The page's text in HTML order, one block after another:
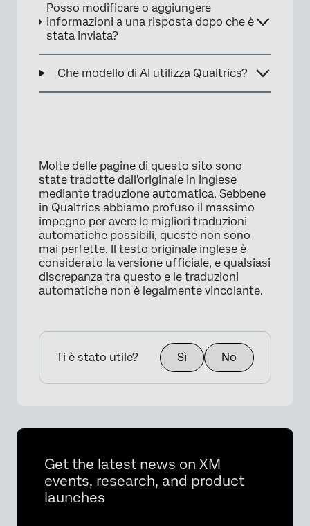
Posso modificare o aggiungere
informazioni a una risposta dopo che è
stata inviata?
Che modello di AI utilizza Qualtrics?
Molte delle pagine di questo sito sono
state tradotte dall'originale in inglese
mediante traduzione automatica. Sebbene
in Qualtrics abbiamo profuso il massimo
impegno per avere le migliori traduzioni
automatiche possibili, queste non sono
mai perfette. Il testo originale inglese è
considerato la versione ufficiale, e qualsiasi
discrepanza tra questo e le traduzioni
automatiche non è legalmente vincolante.
Ti è stato utile? Sì No
Get the latest news on XM
events, research, and product
launches